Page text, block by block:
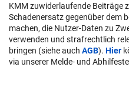
KMM zuwiderlaufende Beiträge
Schadenersatz gegenüber dem
machen, die Nutzer-Daten zu
verwenden und strafrechtlich
bringen (siehe auch AGB). Hier
via unserer Melde- und